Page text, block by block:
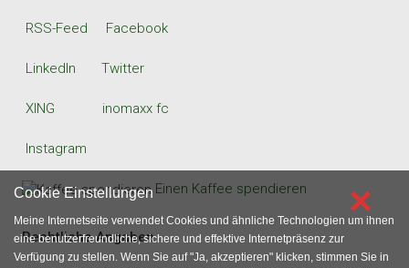
RSS-Feed Facebook
LinkedIn Twitter
XING inomaxx fc
Instagram
Einen Kaffee spendieren
Rechtliche Angaben
×
Cookie Einstellungen
Meine Internetseite verwendet Cookies und ähnliche Technologien um ihnen
eine benutzerfreundliche, sichere und effektive Internetpräsenz zur
Verfügung zu stellen. Wenn Sie auf "Ja, akzeptieren" klicken, stimmen Sie in